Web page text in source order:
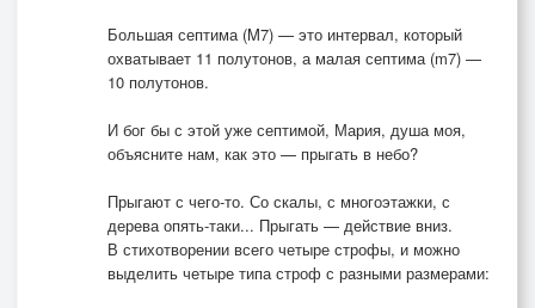
Большая септима (M7) — это интервал, который
охватывает 11 полутонов, а малая септима (m7) —
10 полутонов.
И бог бы с этой уже септимой, Мария, душа моя,
объясните нам, как это — прыгать в небо?
Прыгают с чего-то. Со скалы, с многоэтажки, с
дерева опять-таки... Прыгать — действие вниз.
В стихотворении всего четыре строфы, и можно
выделить четыре типа строф с разными размерами: